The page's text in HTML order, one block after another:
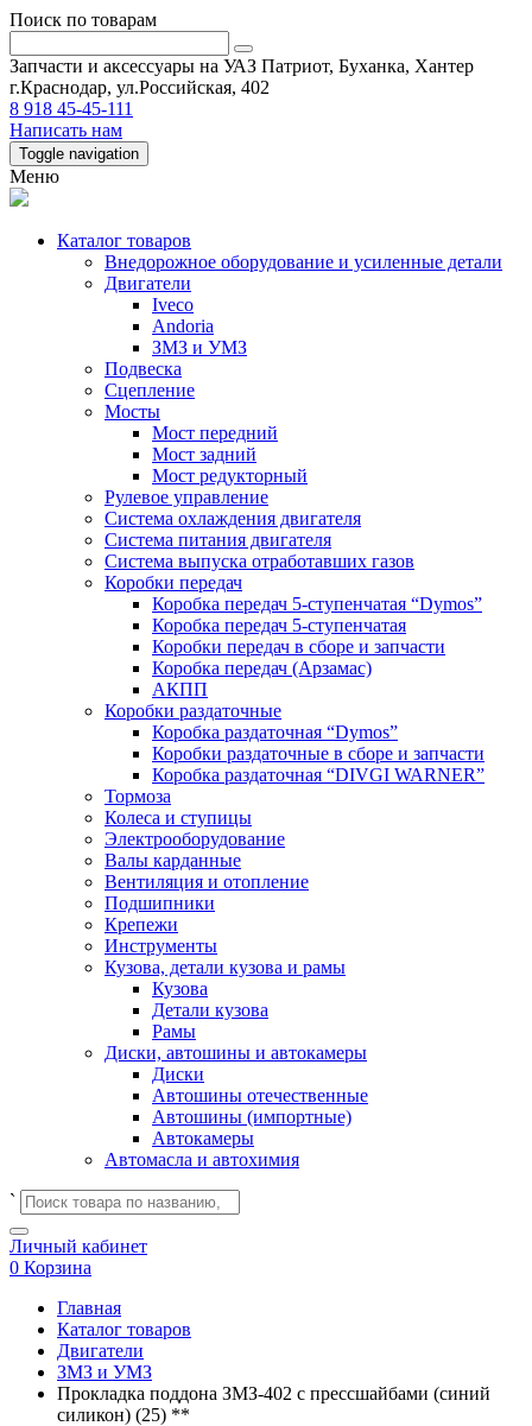
Поиск по товарам
Запчасти и аксессуары на УАЗ Патриот, Буханка, Хантер
г.Краснодар, ул.Российская, 402
8 918 45-45-111
Написать нам
Toggle navigation
Меню
Каталог товаров
Внедорожное оборудование и усиленные детали
Двигатели
Iveco
Andoria
ЗМЗ и УМЗ
Подвеска
Сцепление
Мосты
Мост передний
Мост задний
Мост редукторный
Рулевое управление
Система охлаждения двигателя
Система питания двигателя
Система выпуска отработавших газов
Коробки передач
Коробка передач 5-ступенчатая “Dymos”
Коробка передач 5-ступенчатая
Коробки передач в сборе и запчасти
Коробка передач (Арзамас)
АКПП
Коробки раздаточные
Коробка раздаточная “Dymos”
Коробки раздаточные в сборе и запчасти
Коробка раздаточная “DIVGI WARNER”
Тормоза
Колеса и ступицы
Электрооборудование
Валы карданные
Вентиляция и отопление
Подшипники
Крепежи
Инструменты
Кузова, детали кузова и рамы
Кузова
Детали кузова
Рамы
Диски, автошины и автокамеры
Диски
Автошины отечественные
Автошины (импортные)
Автокамеры
Автомасла и автохимия
`
Личный кабинет
0 Корзина
Главная
Каталог товаров
Двигатели
ЗМЗ и УМЗ
Прокладка поддона ЗМЗ-402 с прессшайбами (синий
силикон) (25) **